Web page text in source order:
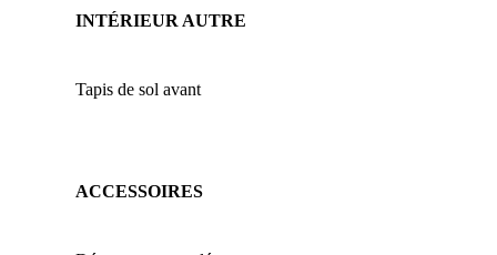
INTÉRIEUR AUTRE
Tapis de sol avant
ACCESSOIRES